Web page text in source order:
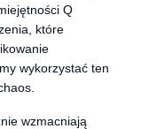
Q
które
wykorzystać ten
wzmacniają